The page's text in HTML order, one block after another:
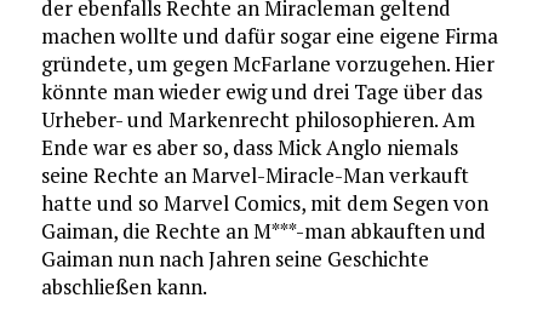
der ebenfalls Rechte an Miracleman geltend
machen wollte und dafür sogar eine eigene Firma
gründete, um gegen McFarlane vorzugehen. Hier
könnte man wieder ewig und drei Tage über das
Urheber- und Markenrecht philosophieren. Am
Ende war es aber so, dass Mick Anglo niemals
seine Rechte an Marvel-Miracle-Man verkauft
hatte und so Marvel Comics, mit dem Segen von
Gaiman, die Rechte an M***-man abkauften und
Gaiman nun nach Jahren seine Geschichte
abschließen kann.